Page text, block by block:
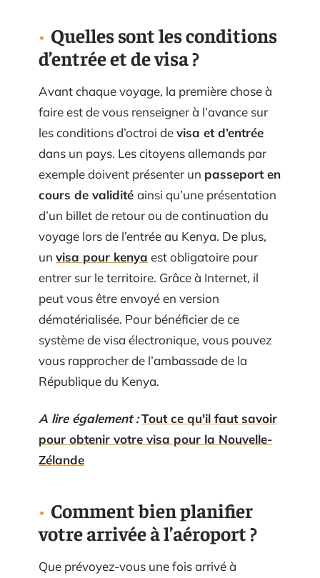
Quelles sont les conditions
d’entrée et de visa ?
Avant chaque voyage, la première chose à
faire est de vous renseigner à l’avance sur
les conditions d’octroi devisa et d’entrée
dans un pays. Les citoyens allemands par
exemple doivent présenter un passeport en
cours de validité ainsi qu’une présentation
d’un billet de retour ou de continuation du
voyage lors de l’entrée au Kenya. De plus,
un visa pour kenya est obligatoire pour
entrer sur le territoire. Grâce à Internet, il
peut vous être envoyé en version
dématérialisée. Pour bénéficier de ce
système de visa électronique, vous pouvez
vous rapprocher de l’ambassade de la
République du Kenya.
A lire également :Tout ce qu'il faut savoir
pour obtenir votre visa pour la Nouvelle-
Zélande
Comment bien planifier
votre arrivée à l’aéroport ?
Que prévoyez-vous une fois arrivé à